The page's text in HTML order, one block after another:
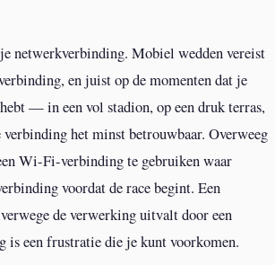
netwerkverbinding. Mobiel wedden vereist
en juist op de momenten dat je
— in een vol stadion, op een druk terras,
het minst betrouwbaar. Overweeg
Wi-Fi-verbinding te gebruiken waar
voordat de race begint. Een
de verwerking uitvalt door een
is een frustratie die je kunt voorkomen.